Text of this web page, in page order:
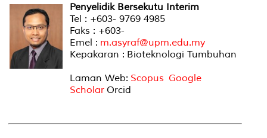
Penyelidik Bersekutu Interim
Tel : +603- 9769 4985
Faks : +603-
Emel : m.asyraf@upm.edu.my
Kepakaran : Bioteknologi Tumbuhan
Laman Web: Scopus Google
Scholar Orcid